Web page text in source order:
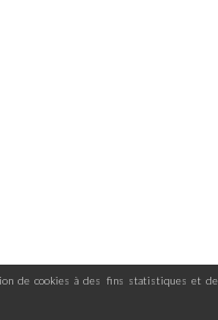
de cookies à des fins statistiques et de